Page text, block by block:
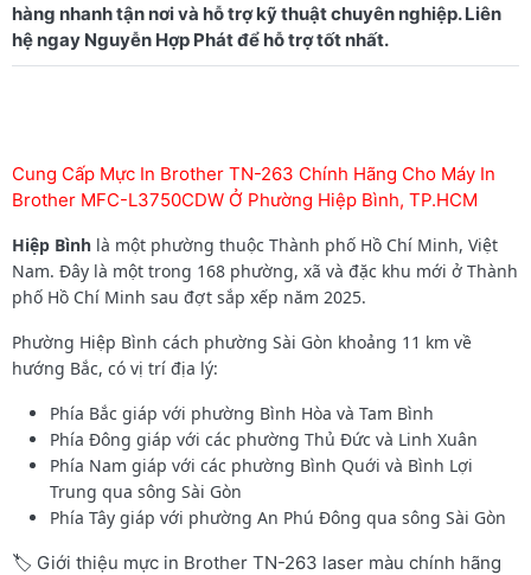
hàng nhanh tận nơi và hỗ trợ kỹ thuật chuyên nghiệp. Liên
Cung Cấp Mực In Brother TN-263 Chính Hãng Cho Máy In
Brother MFC-L3750CDW Ở Phường Hiệp Bình, TP.HCM
Hiệp Bình là một phường thuộc Thành phố Hồ Chí Minh, Việt
Nam. Đây là một trong 168 phường, xã và đặc khu mới ở Thành
phố Hồ Chí Minh sau đợt sắp xếp năm 2025.
Phường Hiệp Bình cách phường Sài Gòn khoảng 11 km về
hướng Bắc, có vị trí địa lý:
Phía Bắc giáp với phường Bình Hòa và Tam Bình
Phía Đông giáp với các phường Thủ Đức và Linh Xuân
Phía Nam giáp với các phường Bình Quới và Bình Lợi
Trung qua sông Sài Gòn
Phía Tây giáp với phường An Phú Đông qua sông Sài Gòn
🏷️ Giới thiệu mực in Brother TN-263 laser màu chính hãng